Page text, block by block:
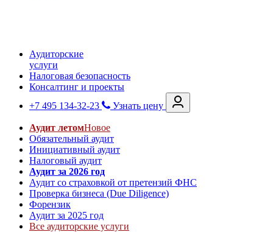
Аудиторские
услуги
Налоговая безопасность
Консалтинг и проекты
+7 495 134-32-23
Узнать цену
Аудит летомНовое
Обязательный аудит
Инициативный аудит
Налоговый аудит
Аудит за 2026 год
Аудит со страховкой от претензий ФНС
Проверка бизнеса (Due Diligence)
Форензик
Аудит за 2025 год
Все аудиторские услуги